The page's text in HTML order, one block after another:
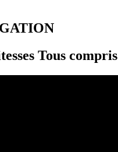
Tous compris